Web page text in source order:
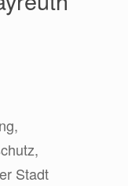
Stadt